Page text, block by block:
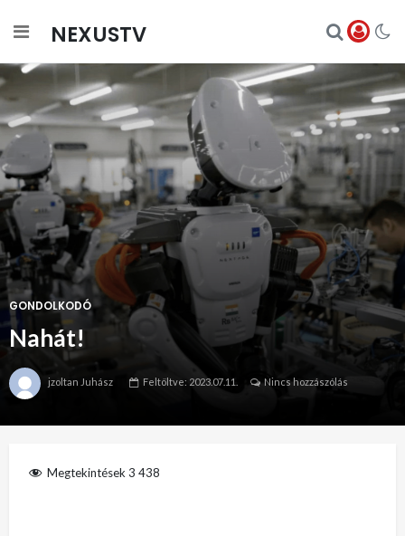
NEXUSTV
GONDOLKODÓ
Nahát!
jzoltan Juhász Feltöltve: 2023.07.11. Nincs hozzászólás
Megtekintések 3 438